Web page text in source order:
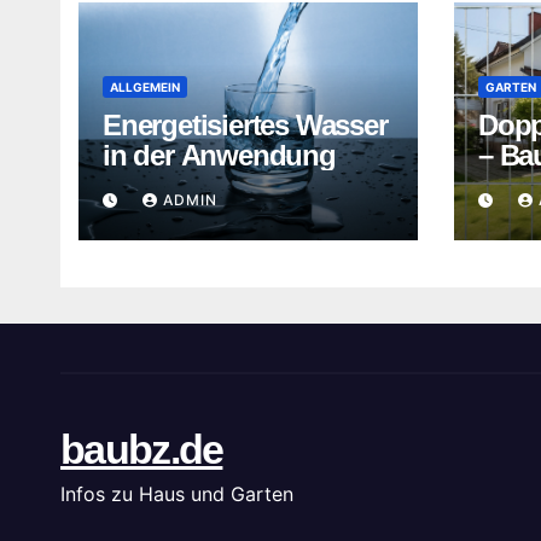
ALLGEMEIN
Energetisiertes Wasser
in der Anwendung
ADMIN
GARTEN
–
baubz.de
Infos zu Haus und Garten